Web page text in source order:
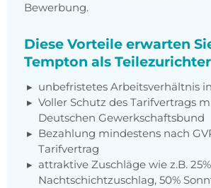
Bewerbung.
Diese Vorteile erwarten
Tempton als
unbefristetes Arbeitsverhältnis
Voller Schutz des Tarifvertrags
Deutschen Gewerkschaftsbund
Bezahlung mindestens nach
Tarifvertrag
attraktive Zuschläge wie z.B. 25%
Nachtschichtzuschlag, 50%